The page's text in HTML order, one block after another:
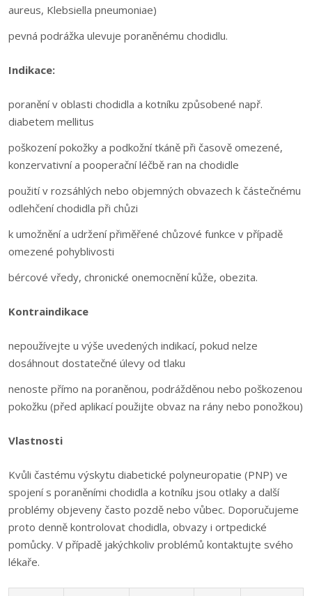
aureus, Klebsiella pneumoniae)
pevná podrážka ulevuje poraněnému chodidlu.
Indikace:
poranění v oblasti chodidla a kotníku způsobené např.
diabetem mellitus
poškození pokožky a podkožní tkáně při časově omezené,
konzervativní a pooperační léčbě ran na chodidle
použití v rozsáhlých nebo objemných obvazech k částečnému
odlehčení chodidla při chůzi
k umožnění a udržení přiměřené chůzové funkce v případě
omezené pohyblivosti
bércové vředy, chronické onemocnění kůže, obezita.
Kontraindikace
nepoužívejte u výše uvedených indikací, pokud nelze
dosáhnout dostatečné úlevy od tlaku
nenoste přímo na poraněnou, podrážděnou nebo poškozenou
pokožku (před aplikací použijte obvaz na rány nebo ponožkou)
Vlastnosti
Kvůli častému výskytu diabetické polyneuropatie (PNP) ve
spojení s poraněními chodidla a kotníku jsou otlaky a další
problémy objeveny často pozdě nebo vůbec. Doporučujeme
proto denně kontrolovat chodidla, obvazy i ortpedické
pomůcky. V případě jakýchkoliv problémů kontaktujte svého
lékaře.